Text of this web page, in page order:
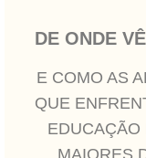
DE ONDE
E COMO AS
QUE
EDUCAÇÃO